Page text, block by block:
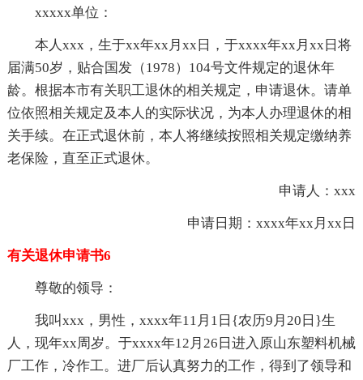
xxxxx单位：
本人xxx，生于xx年xx月xx日，于xxxx年xx月xx日将
届满50岁，贴合国发（1978）104号文件规定的退休年
龄。根据本市有关职工退休的相关规定，申请退休。请单
位依照相关规定及本人的实际状况，为本人办理退休的相
关手续。在正式退休前，本人将继续按照相关规定缴纳养
老保险，直至正式退休。
申请人：xxx
申请日期：xxxx年xx月xx日
有关退休申请书6
尊敬的领导：
我叫xxx，男性，xxxx年11月1日{农历9月20日}生
人，现年xx周岁。于xxxx年12月26日进入原山东塑料机械
厂工作，冷作工。进厂后认真努力的工作，得到了领导和